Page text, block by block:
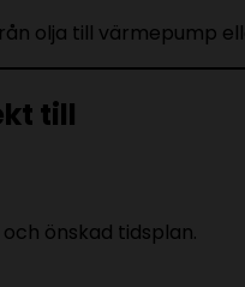
olja till värmepump
till
önskad tidsplan.